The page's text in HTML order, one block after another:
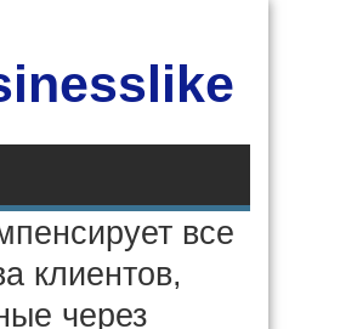
все
клиентов,
через